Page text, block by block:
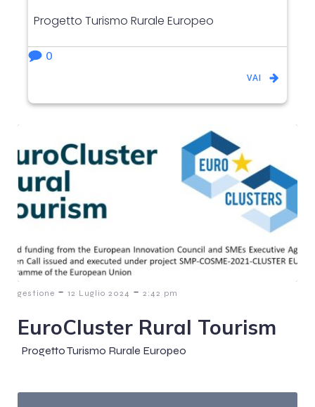
Progetto Turismo Rurale Europeo
0
VAI
gestione - 12 Luglio 2024 - 2:42 pm
EuroCluster Rural Tourism
Progetto Turismo Rurale Europeo